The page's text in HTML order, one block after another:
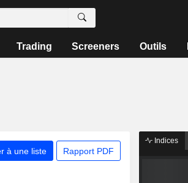
Trading Screeners Outils
à une liste Rapport PDF
Indices